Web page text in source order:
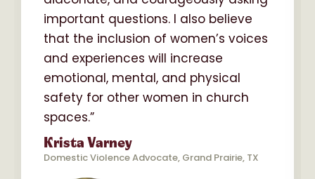
important questions. I also believe
that the inclusion of women’s voices
and experiences will increase
emotional, mental, and physical
safety for other women in church
spaces.”
Krista Varney
Domestic Violence Advocate, Grand Prairie, TX